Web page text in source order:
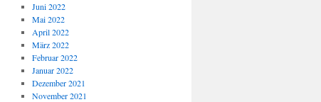
Juni 2022
Mai 2022
April 2022
März 2022
Februar 2022
Januar 2022
Dezember 2021
November 2021